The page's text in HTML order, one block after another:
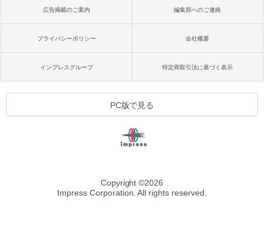
広告掲載のご案内 編集部へのご連絡
プライバシーポリシー 会社概要
インプレスグループ 特定商取引法に基づく表示
PC版で見る
Copyright ©2026
Impress Corporation. All rights reserved.